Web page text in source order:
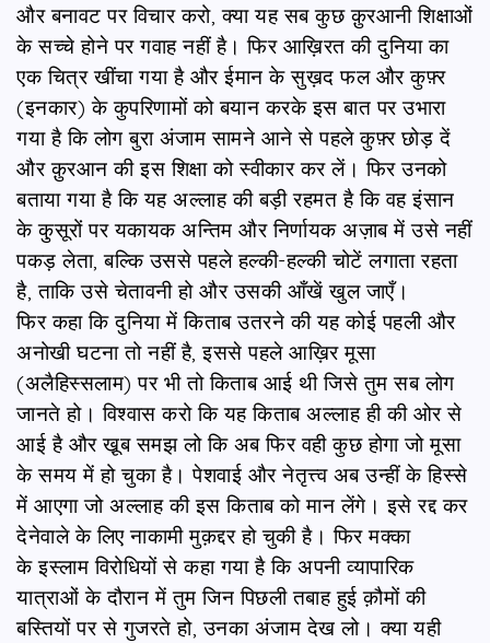
और बनावट पर विचार करो, क्या यह सब कुछ क़ुरआनी शिक्षाओं
के सच्चे होने पर गवाह नहीं है। फिर आख़िरत की दुनिया का
एक चित्र खींचा गया है और ईमान के सुख़द फल और कुफ़्र
(इनकार) के कुपरिणामों को बयान करके इस बात पर उभारा
गया है कि लोग बुरा अंजाम सामने आने से पहले कुफ़्र छोड़ दें
और क़ुरआन की इस शिक्षा को स्वीकार कर लें। फिर उनको
बताया गया है कि यह अल्लाह की बड़ी रहमत है कि वह इंसान
के कु़सूरों पर यकायक अन्तिम और निर्णायक अज़ाब में उसे नहीं
पकड़ लेता, बल्कि उससे पहले हल्की-हल्की चोटें लगाता रहता
है, ताकि उसे चेतावनी हो और उसकी आँखें खुल जाएँ।
फिर कहा कि दुनिया में किताब उतरने की यह कोई पहली और
अनोखी घटना तो नहीं है, इससे पहले आख़िर मूसा
(अलैहिस्सलाम) पर भी तो किताब आई थी जिसे तुम सब लोग
जानते हो। विश्वास करो कि यह किताब अल्लाह ही की ओर से
आई है और खू़ब समझ लो कि अब फिर वही कुछ होगा जो मूसा
के समय में हो चुका है। पेशवाई और नेतृत्त्व अब उन्हीं के हिस्से
में आएगा जो अल्लाह की इस किताब को मान लेंगे। इसे रद्द कर
देनेवाले के लिए नाकामी मुक़द्दर हो चुकी है। फिर मक्का
के इस्लाम विरोधियों से कहा गया है कि अपनी व्यापारिक
यात्राओं के दौरान में तुम जिन पिछली तबाह हुई क़ौमों की
बस्तियों पर से गुजरते हो, उनका अंजाम देख लो। क्या यही